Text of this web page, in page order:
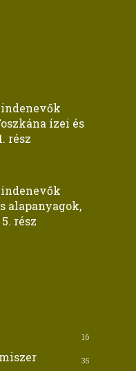
ízei és
rész
alapanyagok,
rész
16
35